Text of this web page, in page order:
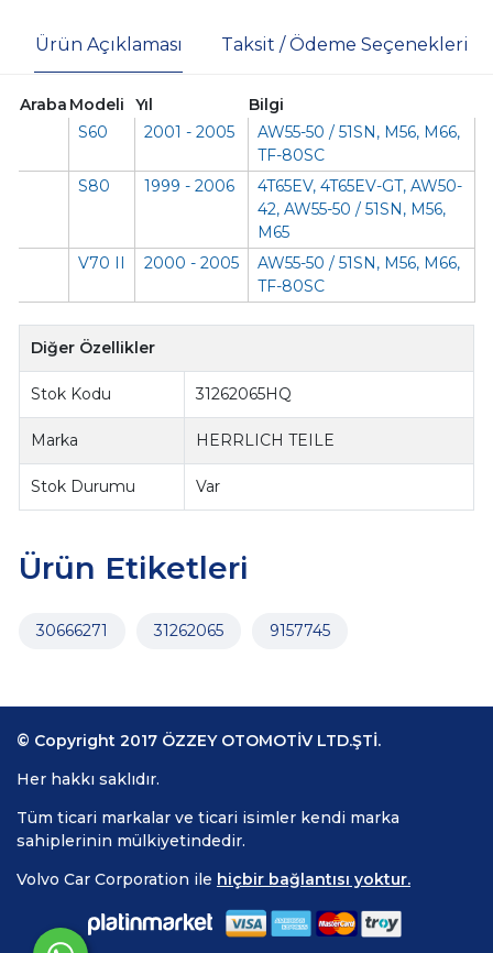
Ürün Açıklaması Taksit / Ödeme Seçenekleri
Araba Modeli Yıl
Bilgi
S60
2001 - 2005
AW55-50 / 51SN, M56, M66,
TF-80SC
S80
1999 - 2006
4T65EV, 4T65EV-GT, AW50-
42, AW55-50 / 51SN, M56,
M65
V70 II
2000 - 2005
AW55-50 / 51SN, M56, M66,
TF-80SC
Diğer Özellikler
Stok Kodu 31262065HQ
Marka HERRLICH TEILE
Stok Durumu Var
Ürün Etiketleri
30666271 31262065 9157745
© Copyright 2017 ÖZZEY OTOMOTİV LTD.ŞTİ.
Her hakkı saklıdır.
Tüm ticari markalar ve ticari isimler kendi marka
sahiplerinin mülkiyetindedir.
Volvo Car Corporation ile hiçbir bağlantısı yoktur.